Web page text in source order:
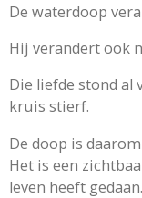
De waterdoop
Hij verandert ook
Die liefde stond al
kruis stierf.
De doop is
Het is een
leven heeft gedaan.